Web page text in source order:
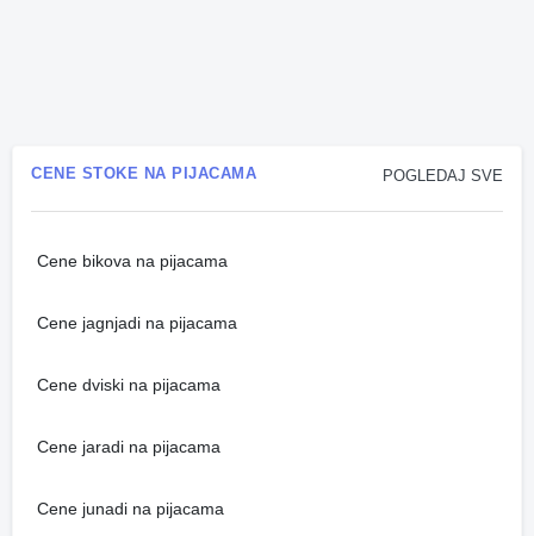
POGLEDAJ SVE
CENE STOKE NA PIJACAMA
Cene bikova na pijacama
Cene jagnjadi na pijacama
Cene dviski na pijacama
Cene jaradi na pijacama
Cene junadi na pijacama